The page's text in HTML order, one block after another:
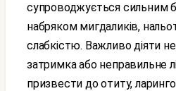
супроводжується сильним
набряком мигдаликів,
слабкістю. Важливо діяти
затримка або неправильне
призвести до отиту,